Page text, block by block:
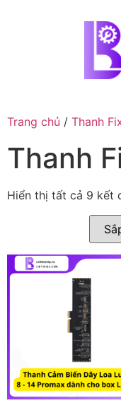
Trang chủ / Thanh
Thanh
Hiển thị tất cả 9 kết